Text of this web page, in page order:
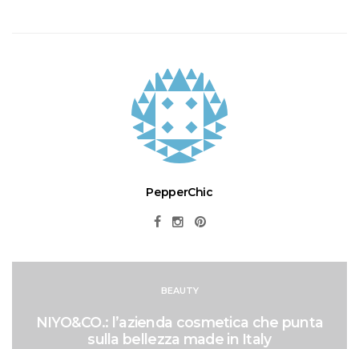
PepperChic
BEAUTY
NIYO&CO.: l’azienda cosmetica che punta
sulla bellezza made in Italy